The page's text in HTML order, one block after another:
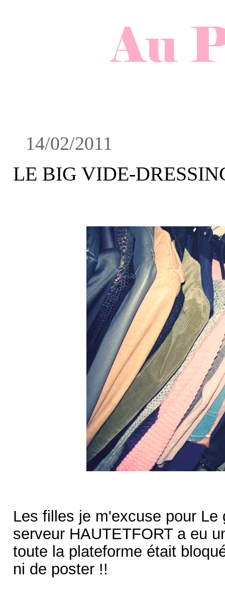
14/02/2011
LE BIG VIDE-
Les filles je m'excuse pour
serveur HAUTETFORT a eu
toute la plateforme était
ni de poster !!